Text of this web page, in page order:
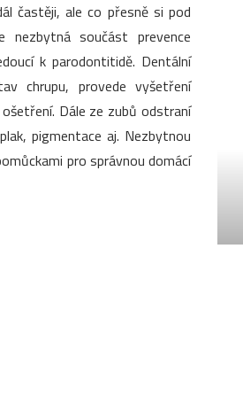
častěji, ale co přesně si pod
nezbytná součást prevence
k parodontitidě. Dentální
chrupu, provede vyšetření
Dále ze zubů odstraní
pigmentace aj. Nezbytnou
pro správnou domácí